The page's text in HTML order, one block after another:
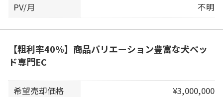
PV/月 不明
【粗利率40%】商品バリエーション豊富な犬ベッ
ド専門EC
希望売却価格
¥3,000,000